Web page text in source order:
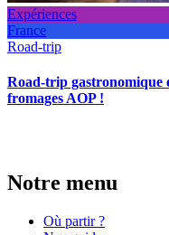
Expériences
France
Road-trip
Road-trip gastronomique
fromages AOP !
Notre menu
Où partir ?